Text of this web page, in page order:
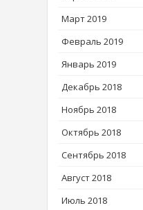
Март 2019
Февраль 2019
Январь 2019
Декабрь 2018
Ноябрь 2018
Октябрь 2018
Сентябрь 2018
Август 2018
Июль 2018